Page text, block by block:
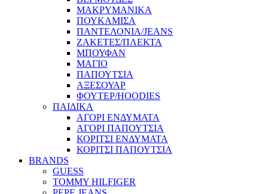
ΜΑΚΡΥΜΑΝΙΚΑ
ΠΟΥΚΑΜΙΣΑ
ΠΑΝΤΕΛΟΝΙΑ/JEANS
ΖΑΚΕΤΕΣ/ΠΛΕΚΤΑ
ΜΠΟΥΦΑΝ
ΜΑΓΙΟ
ΠΑΠΟΥΤΣΙΑ
ΑΞΕΣΟΥΑΡ
ΦΟΥΤΕΡ/HOODIES
ΠΑΙΔΙΚΑ
ΑΓΟΡΙ ΕΝΔΥΜΑΤΑ
ΑΓΟΡΙ ΠΑΠΟΥΤΣΙΑ
ΚΟΡΙΤΣΙ ΕΝΔΥΜΑΤΑ
ΚΟΡΙΤΣΙ ΠΑΠΟΥΤΣΙΑ
BRANDS
GUESS
TOMMY HILFIGER